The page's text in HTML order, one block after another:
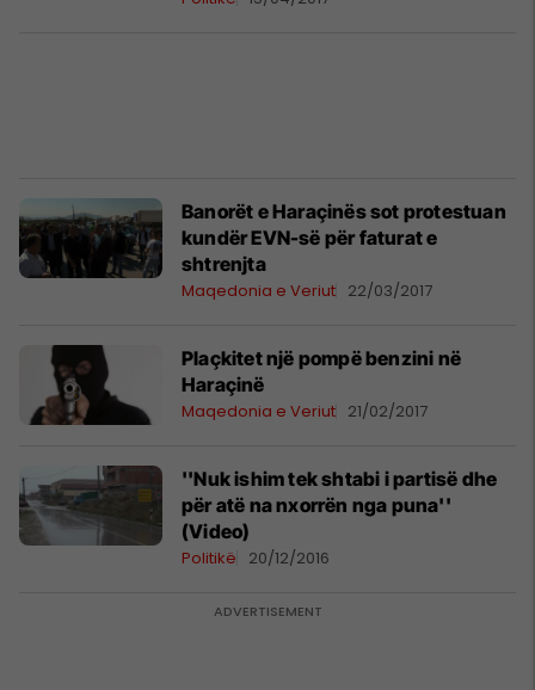
Banorët e Haraçinës sot protestuan
kundër EVN-së për faturat e
shtrenjta
Maqedonia e Veriut 22/03/2017
Plaçkitet një pompë benzini në
Haraçinë
Maqedonia e Veriut 21/02/2017
''Nuk ishim tek shtabi i partisë dhe
për atë na nxorrën nga puna''
(Video)
Politikë 20/12/2016